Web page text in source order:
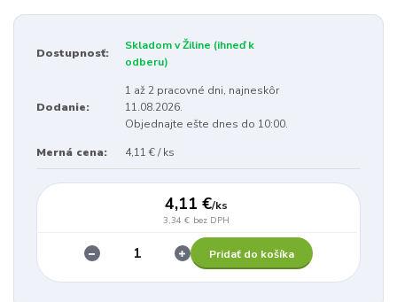
Dostupnosť:
Skladom v Žiline (ihneď k
odberu)
Dodanie:
1 až 2 pracovné dni, najneskôr
11.08.2026.
Objednajte ešte dnes do 10:00.
Merná cena: 4,11 € / ks
4,11 €/ks
3,34 € bez DPH
Pridať do košíka